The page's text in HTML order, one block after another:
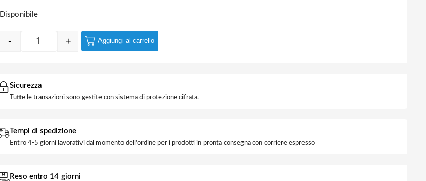
Disponibile
Lampada Oliva LED 6w E14 Luce Natura 490 Lumen quantità
- + Aggiungi al carrello
Sicurezza
Tutte le transazioni sono gestite con sistema di protezione cifrata.
Tempi di spedizione
Entro 4-5 giorni lavorativi dal momento dell'ordine per i prodotti in pronta consegna con corriere espresso
Reso entro 14 giorni